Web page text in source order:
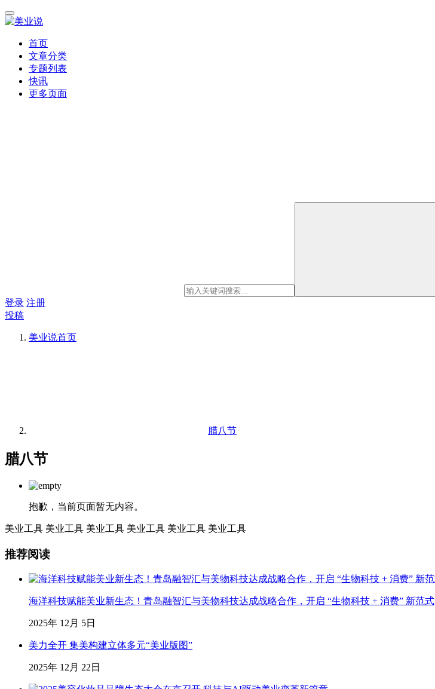
首页
文章分类
专题列表
快讯
更多页面
登录 注册
投稿
美业说首页
腊八节
腊八节
抱歉，当前页面暂无内容。
美业工具 美业工具 美业工具 美业工具 美业工具 美业工具
推荐阅读
海洋科技赋能美业新生态！青岛融智汇与美物科技达成战略合作，开启 “生物科技 + 消费” 新范式
2025年 12月 5日
美力全开 集美构建立体多元“美业版图”
2025年 12月 22日